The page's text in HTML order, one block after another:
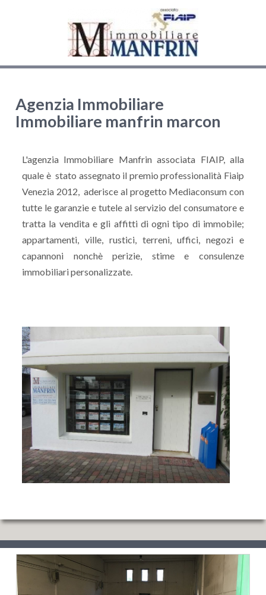
Agenzia Immobiliare
Immobiliare manfrin marcon
L'agenzia Immobiliare Manfrin associata FIAIP, alla
quale è stato assegnato il premio professionalità Fiaip
Venezia 2012, aderisce al progetto Mediaconsum con
tutte le garanzie e tutele al servizio del consumatore e
tratta la vendita e gli affitti di ogni tipo di immobile;
appartamenti, ville, rustici, terreni, uffici, negozi e
capannoni nonchè perizie, stime e consulenze
immobiliari personalizzate.